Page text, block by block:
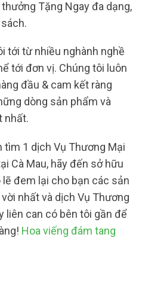
Tặng Ngay đa dạng,
tới từ nhiều nghành nghề
tới đơn vị. Chúng tôi luôn
đầu & cam kết ràng
dòng sản phẩm và
nhất.
tìm 1 dịch Vụ Thương Mại
Cà Mau, hãy đến sở hữu
đem lại cho bạn các sản
nhất và dịch Vụ Thương
liên can có bên tôi gần để
Hoa viếng đám tang